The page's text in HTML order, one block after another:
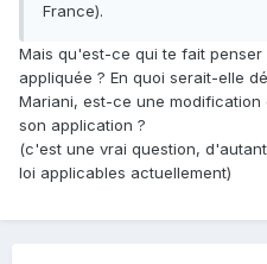
France).
Mais qu'est-ce qui te fait
appliquée ? En quoi serait-elle
Mariani, est-ce une
son application ?
(c'est une vrai question,
loi applicables actuellement)